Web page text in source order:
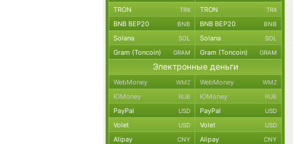
TRON TRX TRON TRX
BNB BEP20 BNB BNB BEP20 BNB
Solana SOL Solana SOL
Gram (Toncoin) GRAM Gram (Toncoin) GRAM
Электронные деньги
WebMoney WMZ WebMoney WMZ
ЮMoney RUB ЮMoney RUB
PayPal USD PayPal USD
Volet USD Volet USD
Alipay CNY Alipay CNY